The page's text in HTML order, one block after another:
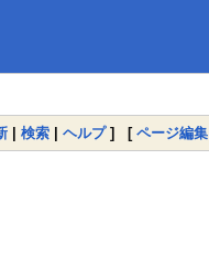
| 検索 | ヘルプ] [ ページ編集